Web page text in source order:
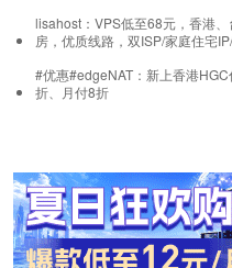
lisahost：VPS低至68元，香港
房，优质线路，双ISP/家庭住宅
#优惠#edgeNAT：新上香港
折、月付8折